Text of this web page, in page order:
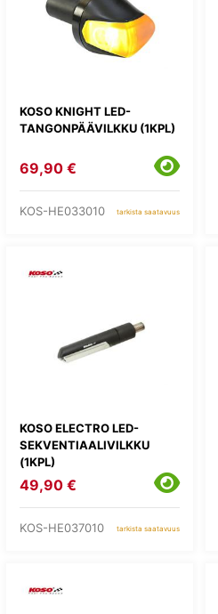
KOSO KNIGHT LED-
TANGONPÄÄVILKKU (1KPL)
69,90 €
KOS-HE033010 tarkista saatavuus
KOSO ELECTRO LED-
SEKVENTIAALIVILKKU
(1KPL)
49,90 €
KOS-HE037010 tarkista saatavuus